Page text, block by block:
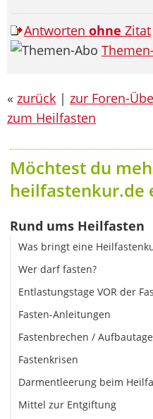
Antworten ohne Zitat
« zurück | zur Foren-
zum Heilfasten
Möchtest du
heilfastenkur.de
Rund ums Heilfasten
Was bringt eine
Wer darf fasten?
Entlastungstage VOR der
Fasten-Anleitungen
Fastenbrechen / Aufbautage
Fastenkrisen
Darmentleerung beim
Mittel zur Entgiftung